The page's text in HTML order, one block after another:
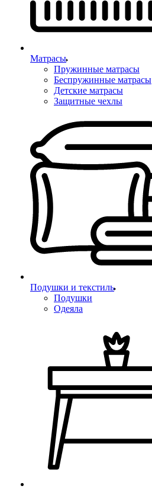
Матрасы
Пружинные матрасы
Беспружинные матрасы
Детские матрасы
Защитные чехлы
Подушки и текстиль
Подушки
Одеяла